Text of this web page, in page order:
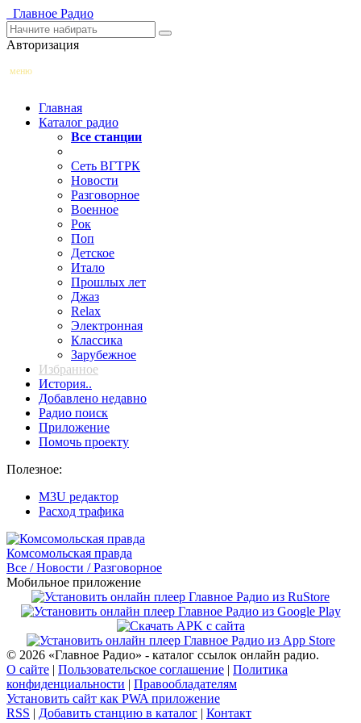
Главное Радио
Авторизация
меню
Главная
Каталог радио
Все станции
Сеть ВГТРК
Новости
Разговорное
Военное
Рок
Поп
Детское
Итало
Прошлых лет
Джаз
Relax
Электронная
Классика
Зарубежное
Избранное
История..
Добавлено недавно
Радио поиск
Приложение
Помочь проекту
Полезное:
M3U редактор
Расход трафика
Комсомольская правда
Все / Новости / Разговорное
Мобильное приложение
© 2026 «Главное Радио» - каталог ссылок онлайн радио.
О сайте | Пользовательское соглашение | Политика
конфиденциальности | Правообладателям
Установить сайт как PWA приложение
RSS | Добавить станцию в каталог | Контакт